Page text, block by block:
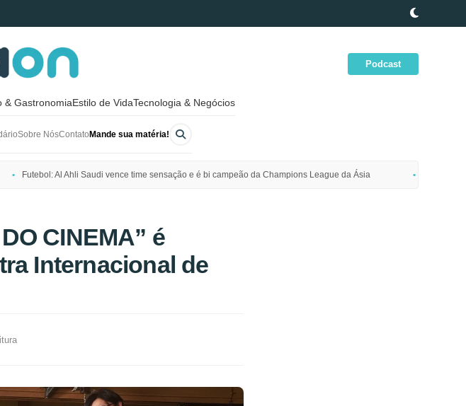
Podcast
& GastronomiaEstilo de VidaTecnologia & Negócios
Sobre NósContato Mande sua matéria!
Futebol: Al Ahli Saudi vence time sensação e é bi campeão da Champions League da Ásia
CINEMA” é
Internacional de